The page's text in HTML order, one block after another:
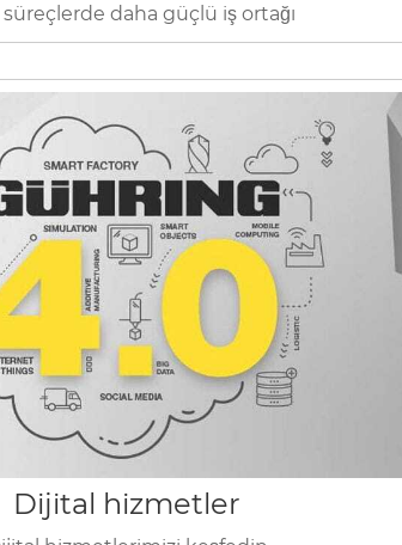
süreçlerde daha güçlü iş ortağı
Dijital hizmetler